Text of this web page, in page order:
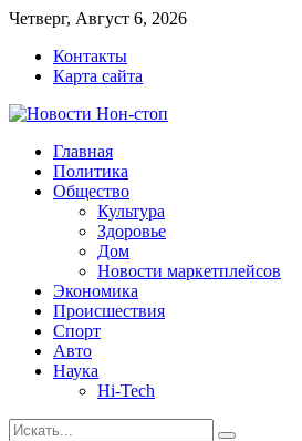
Четверг, Август 6, 2026
Контакты
Карта сайта
Главная
Политика
Общество
Культура
Здоровье
Дом
Новости маркетплейсов
Экономика
Происшествия
Спорт
Авто
Наука
Hi-Tech